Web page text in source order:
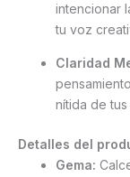
intencionar
tu voz
Claridad
nítida de tus
Detalles del
Gema: